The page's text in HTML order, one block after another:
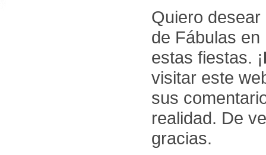
Quiero
de Fábulas
estas fiestas. ¡
visitar este
sus
realidad. De
gracias.